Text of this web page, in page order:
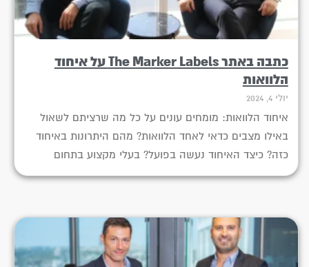
כתבה באתר The Marker Labels על איחוד
הלוואות
יולי 4, 2024
איחוד הלוואות: מומחים עונים על כל מה שרציתם לשאול
באילו מצבים כדאי לאחד הלוואות? מהם היתרונות באיחוד
כזה? כיצד האיחוד נעשה בפועל? בעלי מקצוע בתחום